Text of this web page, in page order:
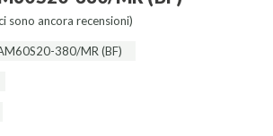
sono ancora recensioni)
380/MR (BF)